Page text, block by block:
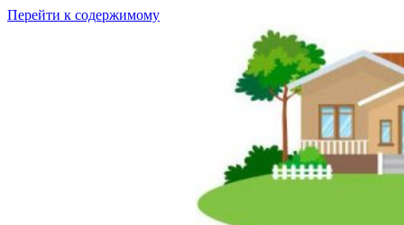
Перейти к содержимому